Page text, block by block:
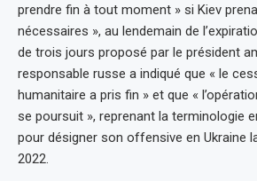
prendre fin à tout moment » si Kiev
nécessaires », au lendemain de
de trois jours proposé par le président
responsable russe a indiqué que « le
humanitaire a pris fin » et que «
se poursuit », reprenant la terminologie
pour désigner son offensive en Ukraine
2022.